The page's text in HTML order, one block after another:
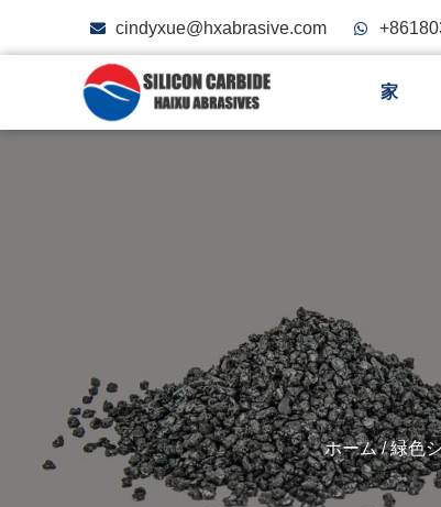
cindyxue@hxabrasive.com
家
ホーム/緑色